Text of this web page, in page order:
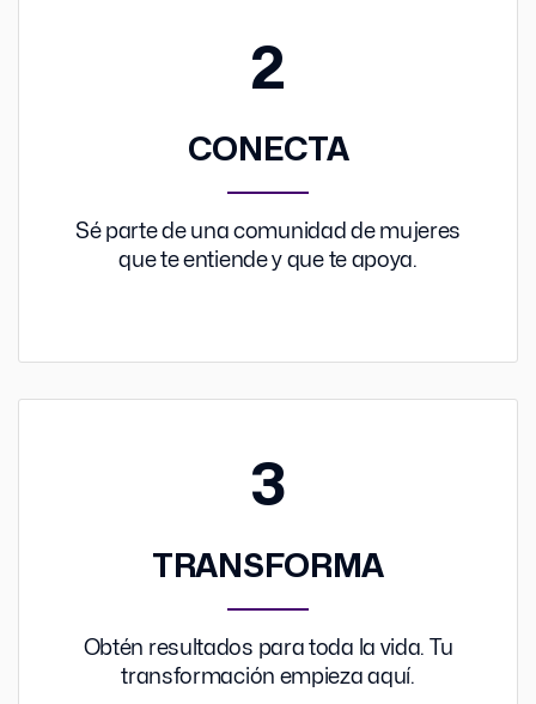
2
CONECTA
Sé parte de una comunidad de mujeres
que te entiende y que te apoya.
3
TRANSFORMA
Obtén resultados para toda la vida. Tu
transformación empieza aquí.